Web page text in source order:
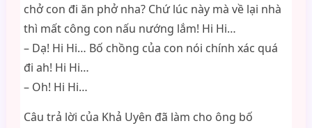
chở con đi ăn phở nha? Chứ lúc này mà về lại nhà
thì mất công con nấu nướng lắm! Hi Hi…
– Dạ! Hi Hi… Bố chồng của con nói chính xác quá
đi ah! Hi Hi…
– Oh! Hi Hi…
Câu trả lời của Khả Uyên đã làm cho ông bố